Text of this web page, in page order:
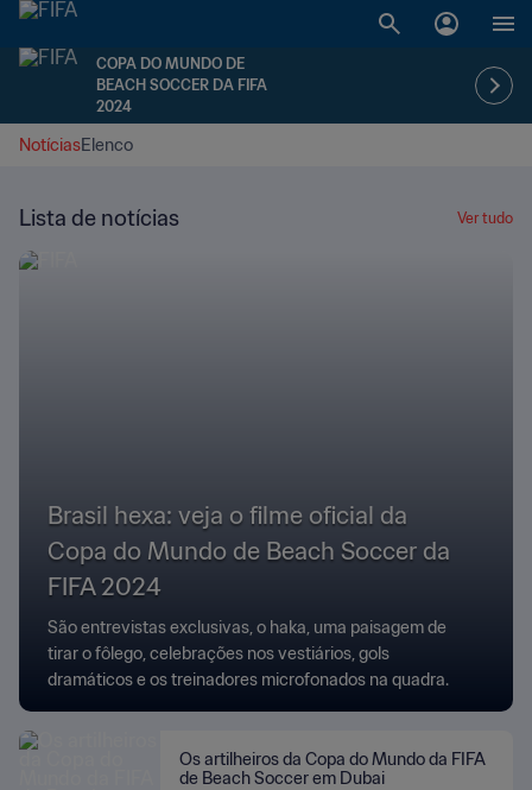
COPA DO MUNDO DE
BEACH SOCCER DA FIFA
2024
NotíciasElenco
Lista de notícias Ver tudo
Brasil hexa: veja o filme oficial da
Copa do Mundo de Beach Soccer da
FIFA 2024
São entrevistas exclusivas, o haka, uma paisagem de
tirar o fôlego, celebrações nos vestiários, gols
dramáticos e os treinadores microfonados na quadra.
Os artilheiros da Copa do Mundo da FIFA
de Beach Soccer em Dubai